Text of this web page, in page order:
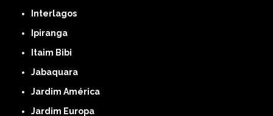
Interlagos
Ipiranga
Itaim Bibi
Jabaquara
Jardim América
Jardim Europa